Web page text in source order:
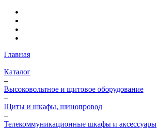
Главная
–
Каталог
–
Высоковольтное и щитовое оборудование
–
Щиты и шкафы, шинопровод
–
Телекоммуникационные шкафы и аксессуары